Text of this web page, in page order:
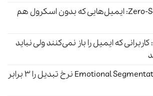
Zero-Scroll Email Design: ایمیل‌هایی که بدون اسکرول هم
Silent Subscribers: کاربرانی که ایمیل را باز نمی‌کنند ولی نباید
چطور برندها با Emotional Segmentation نرخ تبدیل را ۳ برابر